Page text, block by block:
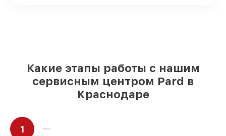
Какие этапы работы с нашим
сервисным центром Pard в
Краснодаре
1